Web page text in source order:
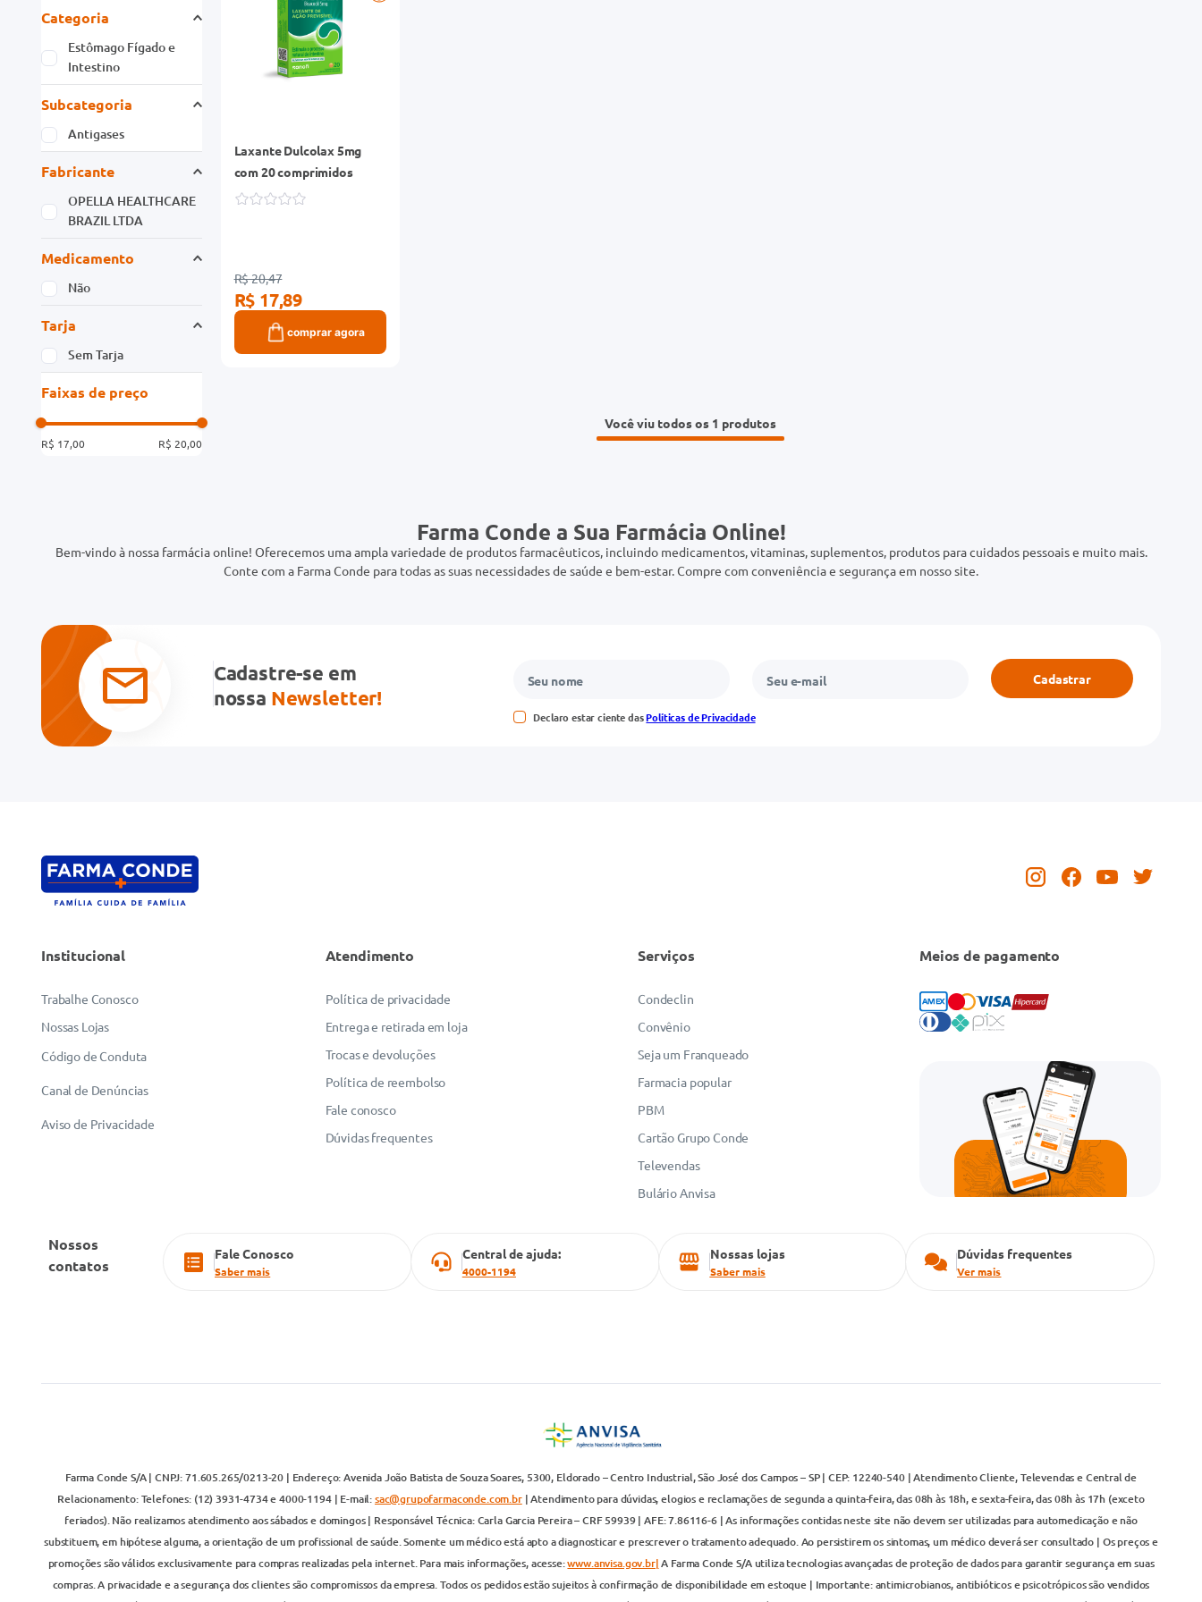
Categoria
Estômago Fígado e
Intestino
Subcategoria
Antigases
Fabricante
OPELLA HEALTHCARE
BRAZIL LTDA
Medicamento
Não
Tarja
Sem Tarja
Faixas de preço
R$ 17,00 R$ 20,00
Laxante Dulcolax 5mg
com 20 comprimidos
R$ 20,47
R$ 17,89
comprar agora
Você viu todos os 1
Farma Conde a Sua Farmácia Online!
Bem-vindo à nossa farmácia online! Oferecemos uma ampla variedade de produtos farmacêuticos, incluindo medicamentos, vitaminas, suplementos, produtos para cuidados pessoais e muito mais.
Conte com a Farma Conde para todas as suas necessidades de saúde e bem-estar. Compre com conveniência e segurança em nosso site.
Cadastre-se em
nossa Newsletter!
Declaro estar ciente dasPolíticas de Privacidade
Cadastrar
Institucional
Trabalhe Conosco
Nossas Lojas
Código de Conduta
Canal de Denúncias
Aviso de Privacidade
Atendimento
Política de privacidade
Entrega e retirada em loja
Trocas e devoluções
Política de reembolso
Fale conosco
Dúvidas frequentes
Serviços
Condeclin
Convênio
Seja um Franqueado
Farmacia popular
PBM
Cartão Grupo Conde
Televendas
Bulário Anvisa
Meios de pagamento
Nossos
contatos
Fale Conosco
Saber mais
Central de ajuda:
4000-1194
Nossas lojas
Saber mais
Dúvidas frequentes
Ver mais
Farma Conde S/A | CNPJ: 71.605.265/0213-20 | Endereço: Avenida João Batista de Souza Soares, 5300, Eldorado – Centro Industrial, São José dos Campos – SP | CEP: 12240-540 | Atendimento Cliente, Televendas e Central de
Relacionamento: Telefones: (12) 3931-4734 e 4000-1194 | E-mail:sac@grupofarmaconde.com.br| Atendimento para dúvidas, elogios e reclamações de segunda a quinta-feira, das 08h às 18h, e sexta-feira, das 08h às 17h (exceto
feriados). Não realizamos atendimento aos sábados e domingos | Responsável Técnica: Carla Garcia Pereira – CRF 59939 | AFE: 7.86116-6 | As informações contidas neste site não devem ser utilizadas para automedicação e não
substituem, em hipótese alguma, a orientação de um profissional de saúde. Somente um médico está apto a diagnosticar e prescrever o tratamento adequado. Ao persistirem os sintomas, um médico deverá ser consultado | Os preços e
promoções são válidos exclusivamente para compras realizadas pela internet. Para mais informações, acesse:www.anvisa.gov.br|A Farma Conde S/A utiliza tecnologias avançadas de proteção de dados para garantir segurança em suas
compras. A privacidade e a segurança dos clientes são compromissos da empresa. Todos os pedidos estão sujeitos à confirmação de disponibilidade em estoque | Importante: antimicrobianos, antibióticos e psicotrópicos são vendidos